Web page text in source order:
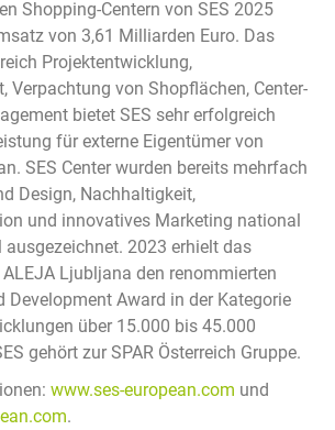
Shopping-Centern von SES 2025
von 3,61 Milliarden Euro. Das
Projektentwicklung,
Verpachtung von Shopflächen, Center-
bietet SES sehr erfolgreich
für externe Eigentümer von
SES Center wurden bereits mehrfach
Design, Nachhaltigkeit,
und innovatives Marketing national
2023 erhielt das
Ljubljana den renommierten
Development Award in der Kategorie
über 15.000 bis 45.000
gehört zur SPAR Österreich Gruppe.
www.ses-european.com und
.